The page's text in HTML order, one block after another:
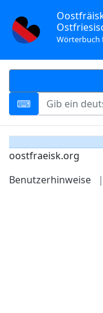
Wörterbuch
oostfraeisk.org
Benutzerhinweise
|